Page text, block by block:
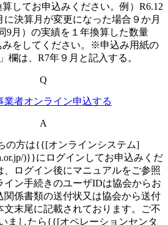
してお申込みください。例）R6.12
に決算月が変更になった場合９か月
9月）の実績を１年換算した数量
みをしてください。※申込み用紙の
欄は、R7年９月と記入する。
Q
業者オンライン申込する
A
の方は{{[オンラインシステム]
)}}にログインしてお申込みくだ
、ログイン後にマニュアルをご参照
イン手続きのユーザIDは協会からお
関係書類の送付状又は協会から送付
文末尾に記載されております。ご不
ましたら{{[オペレーションセンタ